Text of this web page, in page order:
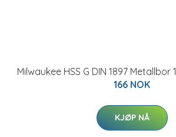
Milwaukee HSS G DIN 1897
166 NOK
KJØP NÅ